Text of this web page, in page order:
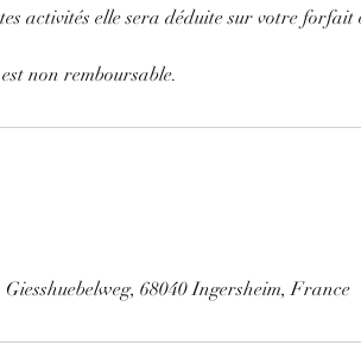
activités elle sera déduite sur votre forfait
non remboursable.
68040 Ingersheim, France